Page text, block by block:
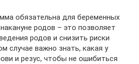
обязательна для беременных
родов – это позволяет
родов и снизить риски
случае важно знать, какая у
и резус, чтобы не ошибиться